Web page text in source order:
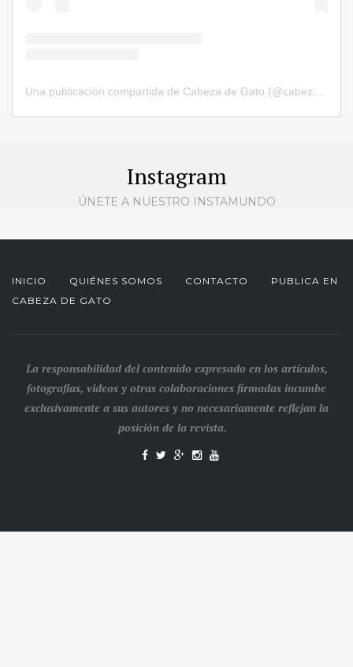
Una publicación compartida de Cabeza de Gato (@cabezadegatorevista)
Instagram
ÚNETE A NUESTRO INSTAMUNDO
INICIO QUIÉNES SOMOS CONTACTO
PUBLICA EN
CABEZA DE GATO
La responsabilidad del contenido expresado en los artículos,
fotografías, videos y otras colaboraciones firmadas incumbe
exclusivamente a sus autores y no necesariamente reflejan la
posición de la revista.